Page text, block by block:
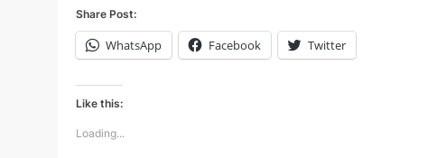
Share Post:
WhatsApp Facebook Twitter
Like this:
Loading...